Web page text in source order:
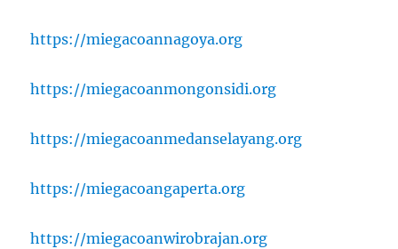
https://miegacoannagoya.org
https://miegacoanmongonsidi.org
https://miegacoanmedanselayang.org
https://miegacoangaperta.org
https://miegacoanwirobrajan.org